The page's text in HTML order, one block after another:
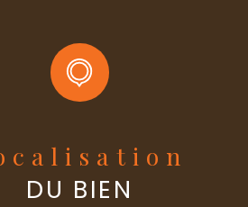
DU BIEN